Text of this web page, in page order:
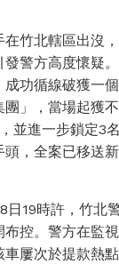
竹北轄區出沒
警方高度懷疑
功循線破獲一
」，當場起獲
並進一步鎖定3
，全案已移送
日19時許，竹北
控。警方在監
屢次於提款熱